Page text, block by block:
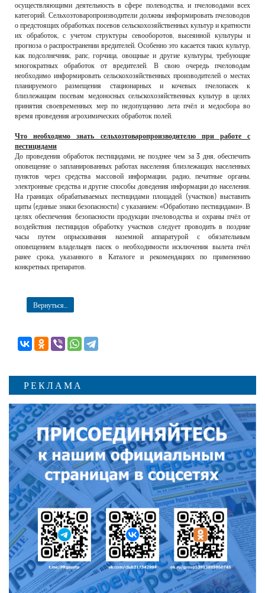
осуществляющими деятельность в сфере полеводства, и пчеловодами всех
категорий. Сельхозтоваропроизводители должны информировать пчеловодов
о предстоящих обработках посевов сельскохозяйственных культур и кратности
их обработок, с учетом структуры севооборотов, высеянной культуры и
прогноза о распространении вредителей. Особенно это касается таких культур,
как подсолнечник, рапс, горчица, овощные и другие культуры, требующие
многократных обработок от вредителей. В свою очередь пчеловодам
необходимо информировать сельскохозяйственных производителей о местах
планируемого размещения стационарных и кочевых пчелопасек к
близлежащим посевам медоносных сельскохозяйственных культур в целях
принятия своевременных мер по недопущению лета пчёл и медосбора во
время проведения агрохимических обработок полей.
Что необходимо знать сельхозтоваропроизводителю при работе с
пестицидами
До проведения обработок пестицидами, не позднее чем за 3 дня, обеспечить
оповещение о запланированных работах населения близлежащих населенных
пунктов через средства массовой информации, радио, печатные органы,
электронные средства и другие способы доведения информации до населения.
На границах обрабатываемых пестицидами площадей (участков) выставить
щиты (единые знаки безопасности) с указанием: «Обработано пестицидами». В
целях обеспечения безопасности продукции пчеловодства и охраны пчёл от
воздействия пестицидов обработку участков следует проводить в поздние
часы путем опрыскивания наземной аппаратурой с обязательным
оповещением владельцев пасек о необходимости исключения вылета пчёл
ранее срока, указанного в Каталоге и рекомендациях по применению
конкретных препаратов.
Вернуться...
РЕКЛАМА